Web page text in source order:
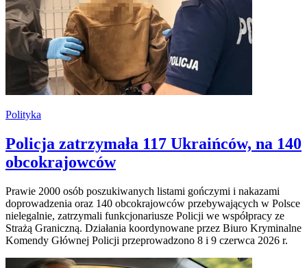
Polityka
Policja zatrzymała 117 Ukraińców, na 140
obcokrajowców
Prawie 2000 osób poszukiwanych listami gończymi i nakazami
doprowadzenia oraz 140 obcokrajowców przebywających w Polsce
nielegalnie, zatrzymali funkcjonariusze Policji we współpracy ze
Strażą Graniczną. Działania koordynowane przez Biuro Kryminalne
Komendy Głównej Policji przeprowadzono 8 i 9 czerwca 2026 r.